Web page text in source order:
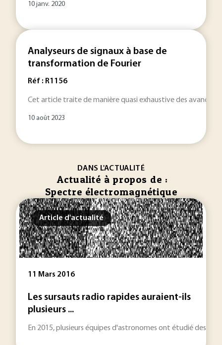
10 janv. 2020
Analyseurs de signaux à base de
transformation de Fourier
Réf : R1156
Cet article traite de manière quasi exhaustive des
10 août 2023
DANS L'ACTUALITÉ
Actualité à propos de :
Spectre électromagnétique
Article d'actualité
11 Mars 2016
Les sursauts radio rapides auraient-ils
plusieurs ...
En 2015, plusieurs équipes d'astronomes ont étudié des